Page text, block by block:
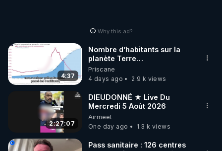
Why this ad?
4:37
Nombre d’habitants sur la
planète Terre…
Priscane
4 days ago
2.9 k views
2:27:07
DIEUDONNÉ ★ Live Du
Mercredi 5 Août 2026
Airmeet
One day ago
1.3 k views
Pass sanitaire : 126 centres